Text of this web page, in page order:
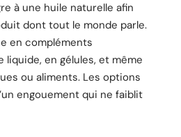
à une huile naturelle afin
dont tout le monde parle.
en compléments
liquide, en gélules, et même
ou aliments. Les options
engouement qui ne faiblit